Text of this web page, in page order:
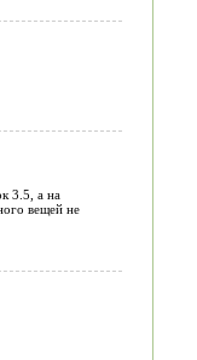
3.5, а на
вещей не